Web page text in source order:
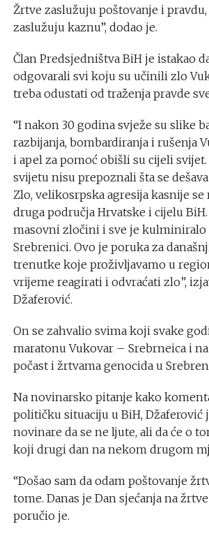
Žrtve zaslužuju poštovanje i
zaslužuju kaznu”, dodao je.
Član Predsjedništva BiH je istakao
odgovarali svi koju su učinili zlo
treba odustati od traženja pravde
“I nakon 30 godina svježe su slike
razbijanja, bombardiranja i rušenja
i apel za pomoć obišli su cijeli
svijetu nisu prepoznali šta se
Zlo, velikosrpska agresija kasnije se
druga područja Hrvatske i cijelu
masovni zločini i sve je kulminiralo
Srebrenici. Ovo je poruka za
trenutke koje proživljavamo u
vrijeme reagirati i odvraćati zlo”,
Džaferović.
On se zahvalio svima koji svake
maratonu Vukovar – Srebrneica i
počast i žrtvama genocida u
Na novinarsko pitanje kako
političku situaciju u BiH, Džaferović
novinare da se ne ljute, ali da će o
koji drugi dan na nekom drugom
“Došao sam da odam poštovanje
tome. Danas je Dan sjećanja na žrtve
poručio je.